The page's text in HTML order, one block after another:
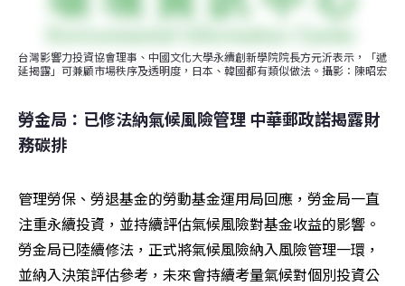
台灣影響力投資協會理事、中國文化大學永續創新學院院長方元沂表示，「遞
延揭露」可兼顧市場秩序及透明度，日本、韓國都有類似做法。攝影：陳昭宏
勞金局：已修法納氣候風險管理 中華郵政諾揭露財
務碳排
管理勞保、勞退基金的勞動基金運用局回應，勞金局一直
注重永續投資，並持續評估氣候風險對基金收益的影響。
勞金局已陸續修法，正式將氣候風險納入風險管理一環，
並納入決策評估參考，未來會持續考量氣候對個別投資公